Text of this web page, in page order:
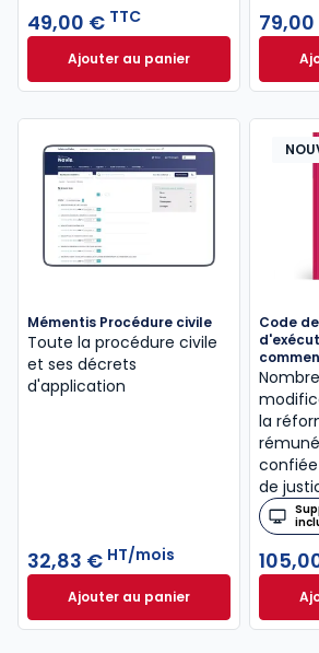
professionnelle
49,00 € TTC
Ajouter au panierCode civil 2027, annoté à
Mémentis Procédure civile
Toute la procédure civile
et ses décrets
d'application
32,83 € HT/mois
Ajouter au panierMémentis Procédure civile
Code
la
de